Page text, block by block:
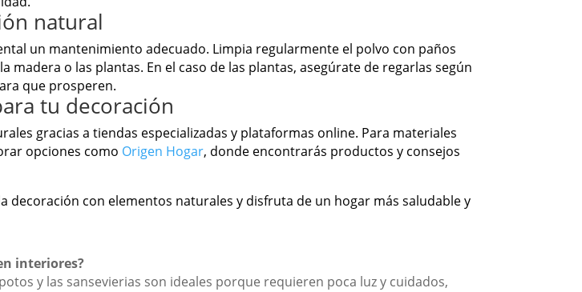
natural
un mantenimiento adecuado. Limpia regularmente el polvo con paños
o las plantas. En el caso de las plantas, asegúrate de regarlas según
que prosperen.
tu decoración
gracias a tiendas especializadas y plataformas online. Para materiales
opciones como Origen Hogar, donde encontrarás productos y consejos
decoración con elementos naturales y disfruta de un hogar más saludable y
interiores?
y las sansevierias son ideales porque requieren poca luz y cuidados,